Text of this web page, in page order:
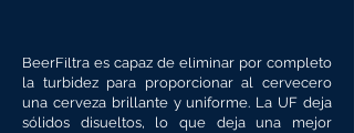
BeerFiltra es capaz de eliminar por completo
la turbidez para proporcionar al cervecero
una cerveza brillante y uniforme. La UF deja
sólidos disueltos, lo que deja una mejor